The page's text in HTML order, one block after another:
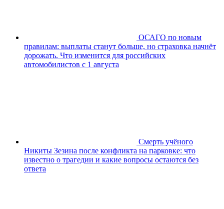
ОСАГО по новым
правилам: выплаты станут больше, но страховка начнёт
дорожать. Что изменится для российских
автомобилистов с 1 августа
Смерть учёного
Никиты Зезина после конфликта на парковке: что
известно о трагедии и какие вопросы остаются без
ответа